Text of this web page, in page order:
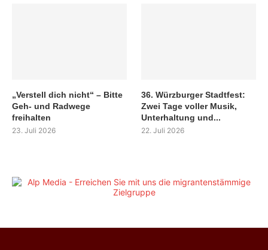
„Verstell dich nicht“ – Bitte
Geh- und Radwege
freihalten
23. Juli 2026
36. Würzburger Stadtfest:
Zwei Tage voller Musik,
Unterhaltung und...
22. Juli 2026